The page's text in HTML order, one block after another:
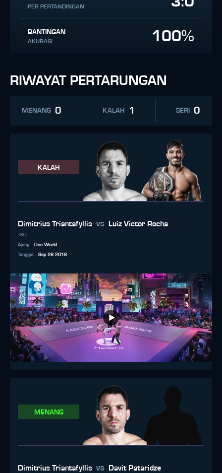
PER PERTANDINGAN
BANTINGAN
AKURASI 100%
RIWAYAT PERTARUNGAN
MENANG 0 KALAH 1 SERI 0
KALAH
Dimitrius Triantafyllis vs Luiz Victor Rocha
TKO
Ajang:
One World
Tanggal : Sep 28 2018
MENANG
Dimitrius Triantafyllis vs Davit Pataridze